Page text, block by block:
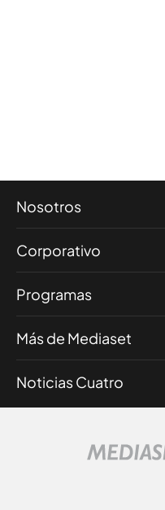
Nosotros
Corporativo
Programas
Más de Mediaset
Noticias Cuatro